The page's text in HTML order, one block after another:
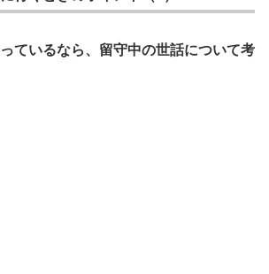
ているなら、留守中の世話について考